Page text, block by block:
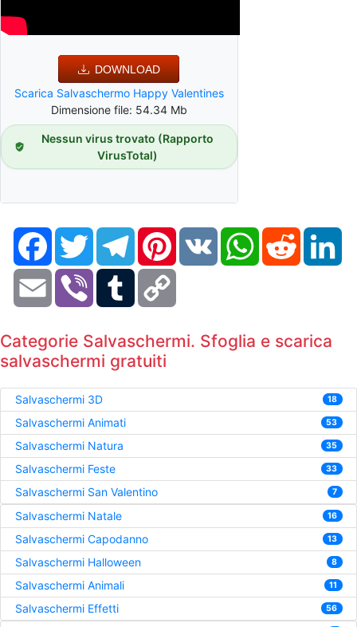
DOWNLOAD
Scarica Salvaschermo Happy Valentines
Dimensione file: 54.34 Mb
Nessun virus trovato (Rapporto
VirusTotal)
FacebookTwitter TelegramPinterestVK WhatsAppReddit
Email Viber Tumblr
Categorie Salvaschermi. Sfoglia e scarica
salvaschermi gratuiti
Salvaschermi 3D 18
Salvaschermi Animati 53
Salvaschermi Natura 35
Salvaschermi Feste 33
Salvaschermi San Valentino 7
Salvaschermi Natale 16
Salvaschermi Capodanno 13
Salvaschermi Halloween 8
Salvaschermi Animali 11
Salvaschermi Effetti 56